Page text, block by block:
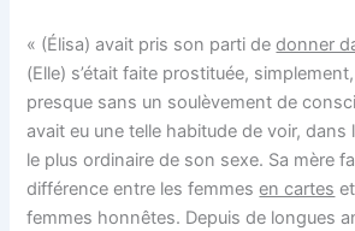
« (Élisa) avait pris son parti dedonner
(Elle) s’était faite prostituée,
presque sans un soulèvement de
avait eu une telle habitude de voir, dans
le plus ordinaire de son sexe. Sa mère
différence entre les femmesen cartes
femmes honnêtes. Depuis de longues